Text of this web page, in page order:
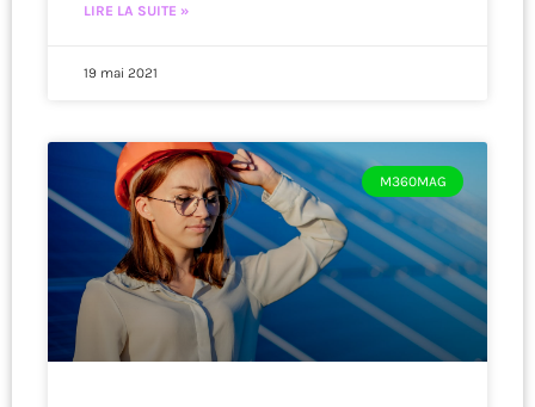
LIRE LA SUITE »
19 mai 2021
M360MAG